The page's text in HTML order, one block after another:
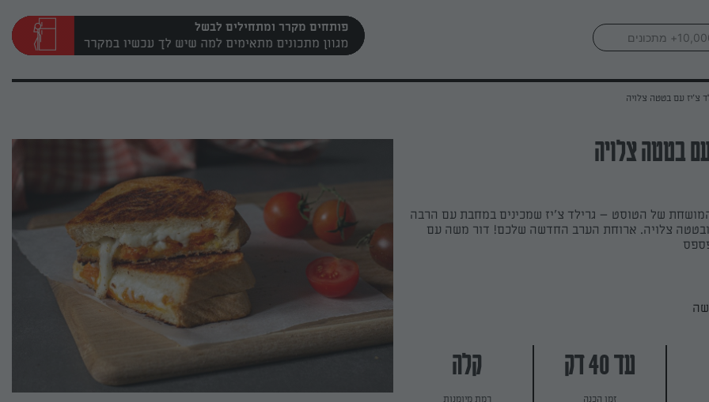
פותחים מקרר ומתחילים לבשל
צ'יז עם בטטה צלויה
בטטה צלויה
של הטוסט – גרילד צ'יז שמכינים במחבת עם הרבה
צלויה. ארוחת הערב החדשה שלכם! דור משה עם
עד 40 דק
זמן הכנה
קלה
רמת מיומנות